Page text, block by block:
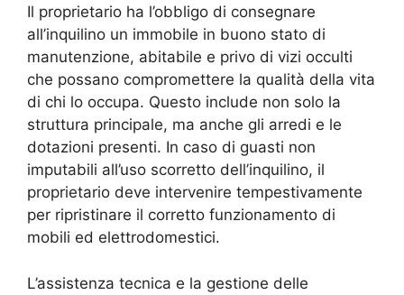
Il proprietario ha l’obbligo di consegnare
all’inquilino un immobile in buono stato di
manutenzione, abitabile e privo di vizi occulti
che possano compromettere la qualità della vita
di chi lo occupa. Questo include non solo la
struttura principale, ma anche gli arredi e le
dotazioni presenti. In caso di guasti non
imputabili all’uso scorretto dell’inquilino, il
proprietario deve intervenire tempestivamente
per ripristinare il corretto funzionamento di
mobili ed elettrodomestici.
L’assistenza tecnica e la gestione delle